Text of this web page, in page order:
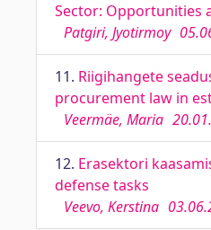
Sector: Opportunities
Patgiri, Jyotirmoy
11. Riigihangete
procurement law in
Veermäe, Maria
12. Erasektori
defense tasks
Veevo, Kerstina